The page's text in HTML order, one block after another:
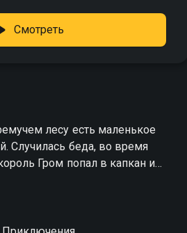
Смотреть
лесу есть маленькое
Случилась беда, во время
Гром попал в капкан и
трон взошёл его злой брат…